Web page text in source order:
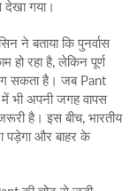
देखा गया।
ने बताया कि पुनर्वास
हो रहा है, लेकिन पूर्ण
सकता है। जब Pant
में भी अपनी जगह वापस
है। इस बीच, भारतीय
पड़ेगा और बाहर के